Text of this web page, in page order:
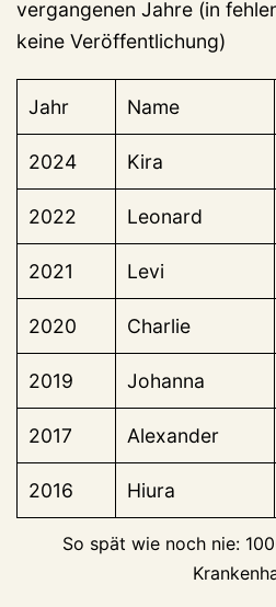
vergangenen Jahre (in
keine Veröffentlichung)
Jahr Name
2024 Kira
2022 Leonard
2021 Levi
2020 Charlie
2019 Johanna
2017 Alexander
2016 Hiura
So spät wie noch nie: